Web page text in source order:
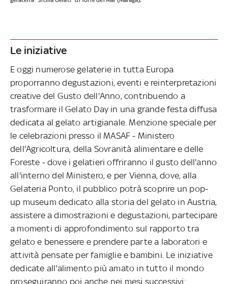
Le iniziative
E oggi numerose gelaterie in tutta Europa
proporranno degustazioni, eventi e reinterpretazioni
creative del Gusto dell'Anno, contribuendo a
trasformare il Gelato Day in una grande festa diffusa
dedicata al gelato artigianale. Menzione speciale per
le celebrazioni presso il MASAF - Ministero
dell'Agricoltura, della Sovranità alimentare e delle
Foreste - dove i gelatieri offriranno il gusto dell'anno
all'interno del Ministero, e per Vienna, dove, alla
Gelateria Ponto, il pubblico potrà scoprire un pop-
up museum dedicato alla storia del gelato in Austria,
assistere a dimostrazioni e degustazioni, partecipare
a momenti di approfondimento sul rapporto tra
gelato e benessere e prendere parte a laboratori e
attività pensate per famiglie e bambini. Le iniziative
dedicate all'alimento più amato in tutto il mondo
proseguiranno poi anche nei mesi successivi: